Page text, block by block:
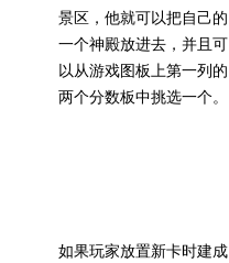
景区，他就可以把自己的
一个神殿放进去，并且可
以从游戏图板上第一列的
两个分数板中挑选一个。
如果玩家放置新卡时建成